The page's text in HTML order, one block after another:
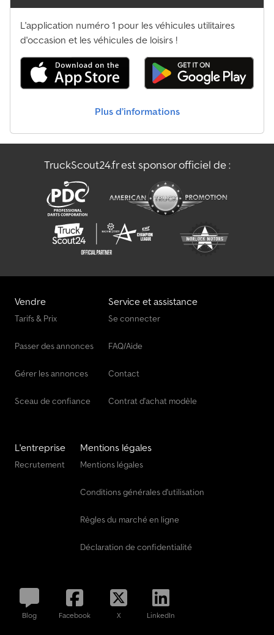
L'application numéro 1 pour les véhicules utilitaires
d'occasion et les véhicules de loisirs !
Plus d’informations
TruckScout24.fr est sponsor officiel de :
Vendre
Tarifs & Prix
Passer des annonces
Gérer les annonces
Sceau de confiance
Service et assistance
Se connecter
FAQ/Aide
Contact
Contrat d'achat modèle
L'entreprise
Recrutement
Mentions légales
Mentions légales
Conditions générales d'utilisation
Règles du marché en ligne
Déclaration de confidentialité
Blog Facebook X LinkedIn